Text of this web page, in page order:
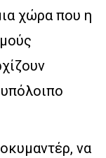
χώρα που η
να